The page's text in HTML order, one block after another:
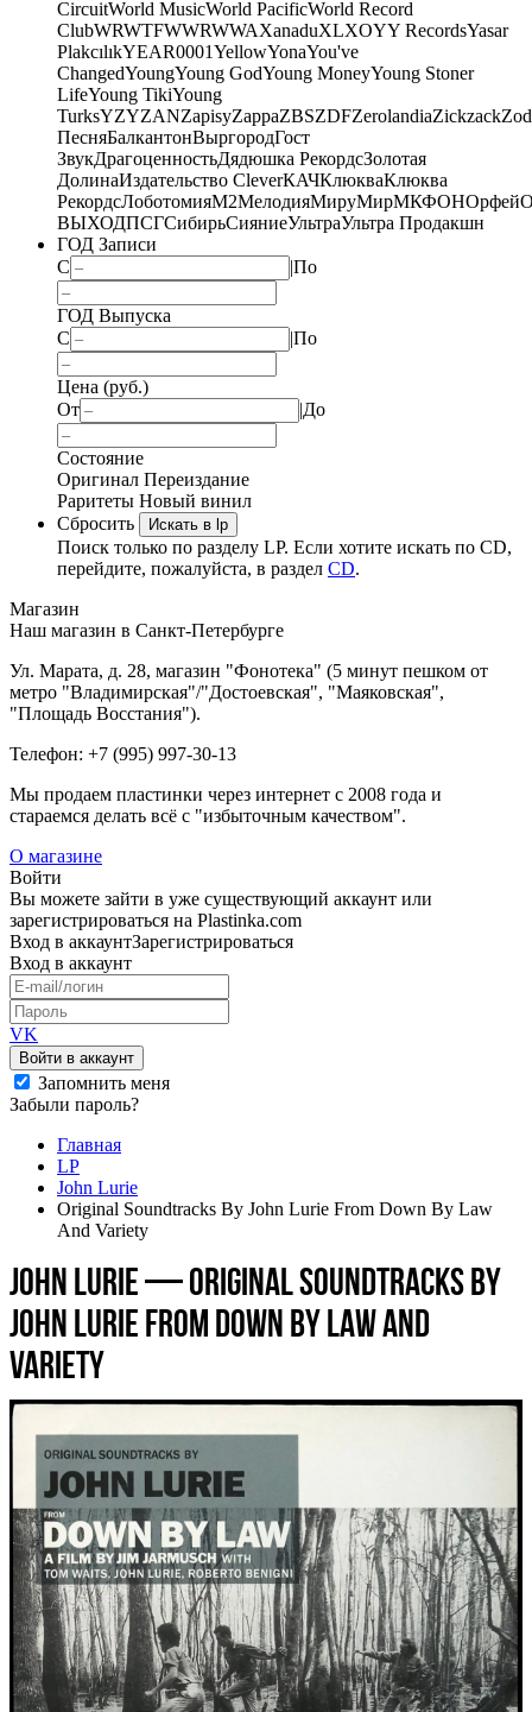
CircuitWorld MusicWorld PacificWorld Record
ClubWRWTFWWRWWAXanaduXLXOYY RecordsYasar
PlakcılıkYEAR0001YellowYonaYou've
ChangedYoungYoung GodYoung MoneyYoung Stoner
LifeYoung TikiYoung
TurksYZYZANZapisyZappaZBSZDFZerolandiaZickzack
ПесняБалкантонВыргородГост
ЗвукДрагоценностьДядюшка РекордсЗолотая
ДолинаИздательство CleverКАЧКлюкваКлюква
РекордсЛоботомияМ2МелодияМируМирМКФОНОрфей
ВЫХОДПСГСибирьСияниеУльтраУльтра Продакшн
ГОД Записи
С
|По
ГОД Выпуска
С
|По
Цена (руб.)
От
|До
Состояние
Оригинал Переиздание
Раритеты Новый винил
Сбросить
Искать в lp
Поиск только по разделу LP. Если хотите искать по CD,
перейдите, пожалуйста, в раздел CD.
Магазин
Наш магазин в Санкт-Петербурге
Ул. Марата, д. 28, магазин "Фонотека" (5 минут пешком от
метро "Владимирская"/"Достоевская", "Маяковская",
"Площадь Восстания").
Телефон: +7 (995) 997-30-13
Мы продаем пластинки через интернет c 2008 года и
стараемся делать всё с "избыточным качеством".
О магазине
Войти
Вы можете зайти в уже существующий аккаунт или
зарегистрироваться на Plastinka.com
Вход в аккаунтЗарегистрироваться
Вход в аккаунт
VK
Войти в аккаунт
Запомнить меня
Забыли пароль?
Главная
LP
John Lurie
Original Soundtracks By John Lurie From Down By Law
And Variety
John Lurie — Original Soundtracks By
John Lurie From Down By Law And
Variety